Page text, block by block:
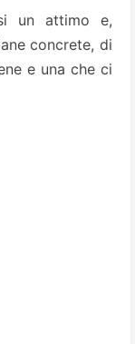
un attimo e,
concrete, di
e una che ci